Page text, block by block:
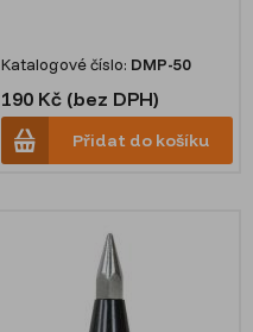
Katalogové číslo: DMP-50
190 Kč (bez DPH)
Přidat do košíku